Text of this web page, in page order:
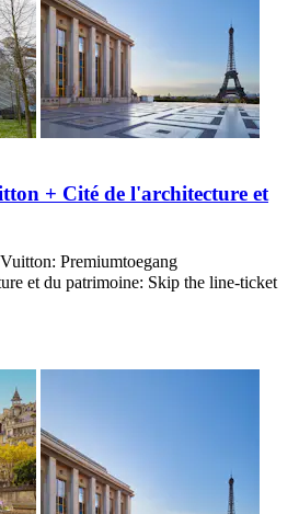
+ Cité de l'architecture et
Premiumtoegang
et du patrimoine: Skip the line-ticket